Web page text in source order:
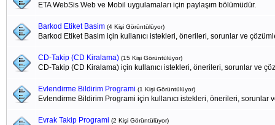
ETA WebSis Web ve Mobil uygulamaları için paylaşım bölümüdür.
Barkod Etiket Basim (4 Kişi Görüntülüyor)
Barkod Etiket Basim için kullanıcı istekleri, önerileri, sorunlar ve
CD-Takip (CD Kiralama) (15 Kişi Görüntülüyor)
CD-Takip (CD Kiralama) için kullanıcı istekleri, önerileri, sorunlar ve
Evlendirme Bildirim Programi (1 Kişi Görüntülüyor)
Evlendirme Bildirim Programi için kullanıcı istekleri, önerileri, sorunlar
Evrak Takip Programi (2 Kişi Görüntülüyor)